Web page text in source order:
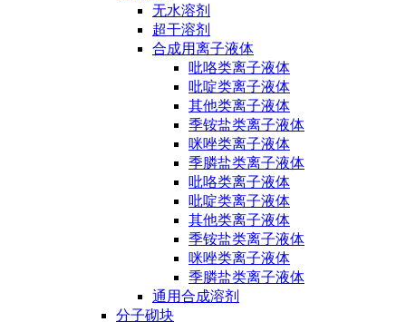
无水溶剂
超干溶剂
合成用离子液体
吡咯类离子液体
吡啶类离子液体
其他类离子液体
季铵盐类离子液体
咪唑类离子液体
季膦盐类离子液体
吡咯类离子液体
吡啶类离子液体
其他类离子液体
季铵盐类离子液体
咪唑类离子液体
季膦盐类离子液体
通用合成溶剂
分子砌块